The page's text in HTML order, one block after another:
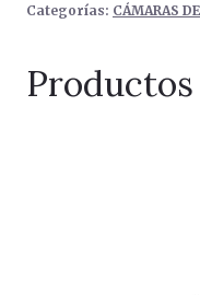
a
Categorías: CÁMARAS